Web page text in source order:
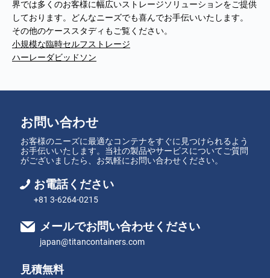
界では多くのお客様に幅広いストレージソリューションをご提供
しております。どんなニーズでも喜んでお手伝いいたします。
その他のケーススタディもご覧ください。
小規模な臨時セルフストレージ
ハーレーダビッドソン
お問い合わせ
お客様のニーズに最適なコンテナをすぐに見つけられるよう
お手伝いいたします。当社の製品やサービスについてご質問
がございましたら、お気軽にお問い合わせください。
お電話ください
+81 3-6264-0215
メールでお問い合わせください
japan@titancontainers.com
見積無料